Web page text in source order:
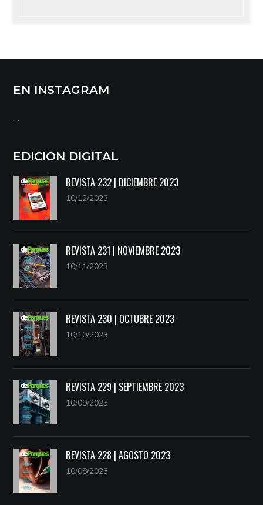
EN INSTAGRAM
…
EDICION DIGITAL
REVISTA 232 | DICIEMBRE 2023
10/12/2023
REVISTA 231 | NOVIEMBRE 2023
10/11/2023
REVISTA 230 | OCTUBRE 2023
10/10/2023
REVISTA 229 | SEPTIEMBRE 2023
10/09/2023
REVISTA 228 | AGOSTO 2023
10/08/2023